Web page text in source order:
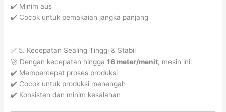
✔️ Minim aus
✔️ Cocok untuk pemakaian jangka panjang
✅ 5. Kecepatan Sealing Tinggi & Stabil
🚀 Dengan kecepatan hingga16 meter/menit, mesin ini:
✔️ Mempercepat proses produksi
✔️ Cocok untuk produksi menengah
✔️ Konsisten dan minim kesalahan